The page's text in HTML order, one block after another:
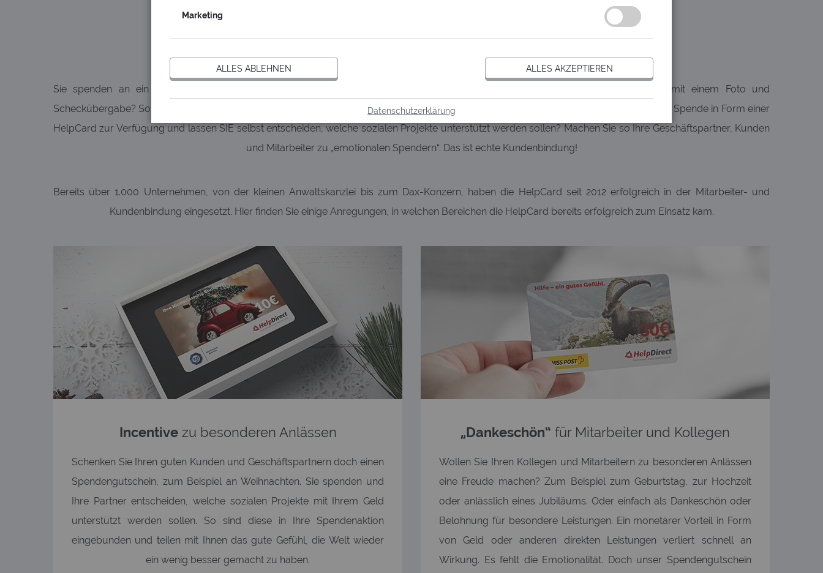
Sie spenden an ein soziales Projekt z.B. Weihnachten und erzählen Ihren Mitarbeitern und Kunden davon, am besten noch mit einem Foto und
Scheckübergabe? Sorry, aber das ist keine Kundenbindung. Warum binden Sie diese nicht einfach in Ihre Kampagne ein, stellen Ihnen die Spende in Form einer
HelpCard zur Verfügung und lassen SIE selbst entscheiden, welche sozialen Projekte unterstützt werden sollen? Machen Sie so Ihre Geschäftspartner, Kunden
und Mitarbeiter zu „emotionalen Spendern“. Das ist echte Kundenbindung!
Bereits über 1.000 Unternehmen, von der kleinen Anwaltskanzlei bis zum Dax-Konzern, haben die HelpCard seit 2012 erfolgreich in der Mitarbeiter- und
Kundenbindung eingesetzt. Hier finden Sie einige Anregungen, in welchen Bereichen die HelpCard bereits erfolgreich zum Einsatz kam.
Incentivezu besonderen Anlässen
Schenken Sie Ihren guten Kunden und Geschäftspartnern doch einen
Spendengutschein, zum Beispiel an Weihnachten. Sie spenden und
Ihre Partner entscheiden, welche sozialen Projekte mit Ihrem Geld
unterstützt werden sollen. So sind diese in Ihre Spendenaktion
eingebunden und teilen mit Ihnen das gute Gefühl, die Welt wieder
ein wenig besser gemacht zu haben.
„Dankeschön“ für Mitarbeiter und Kollegen
Wollen Sie Ihren Kollegen und Mitarbeitern zu besonderen Anlässen
eine Freude machen? Zum Beispiel zum Geburtstag, zur Hochzeit
oder anlässlich eines Jubiläums. Oder einfach als Dankeschön oder
Belohnung für besondere Leistungen. Ein monetärer Vorteil in Form
von Geld oder anderen direkten Leistungen verliert schnell an
Wirkung. Es fehlt die Emotionalität. Doch unser Spendengutschein
Marketing
ALLES ABLEHNEN ALLES AKZEPTIEREN
Datenschutzerklärung